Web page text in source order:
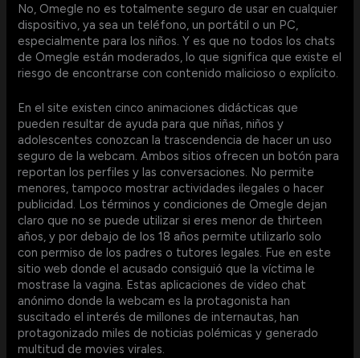
No, Omegle no es totalmente seguro de usar en cualquier
dispositivo, ya sea un teléfono, un portátil o un PC,
especialmente para los niños. Y es que no todos los chats
de Omegle están moderados, lo que significa que existe el
riesgo de encontrarse con contenido malicioso o explícito.
En el site existen cinco animaciones didácticas que
pueden resultar de ayuda para que niñas, niños y
adolescentes conozcan la trascendencia de hacer un uso
seguro de la webcam. Ambos sitios ofrecen un botón para
reportan los perfiles y las conversaciones. No permite
menores, tampoco mostrar actividades ilegales o hacer
publicidad. Los términos y condiciones de Omegle dejan
claro que no se puede utilizar si eres menor de thirteen
años, y por debajo de los 18 años permite utilizarlo solo
con permiso de los padres o tutores legales. Fue en este
sitio web donde el acusado consiguió que la víctima le
mostrase la vagina. Estas aplicaciones de video chat
anónimo donde la webcam es la protagonista han
suscitado el interés de millones de internautas, han
protagonizado miles de noticias polémicas y generado
multitud de movies virales.